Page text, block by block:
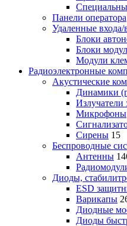
Панели оператора
Удаленные входа/
Блоки
Блоки
Модули
Радиоэлектронные
Акустические
Динамики
Излучатели
Микрофоны
Сирены 15
Беспроводные
Антенны
Диоды,
ESD
Варикапы
Диодные
Диоды